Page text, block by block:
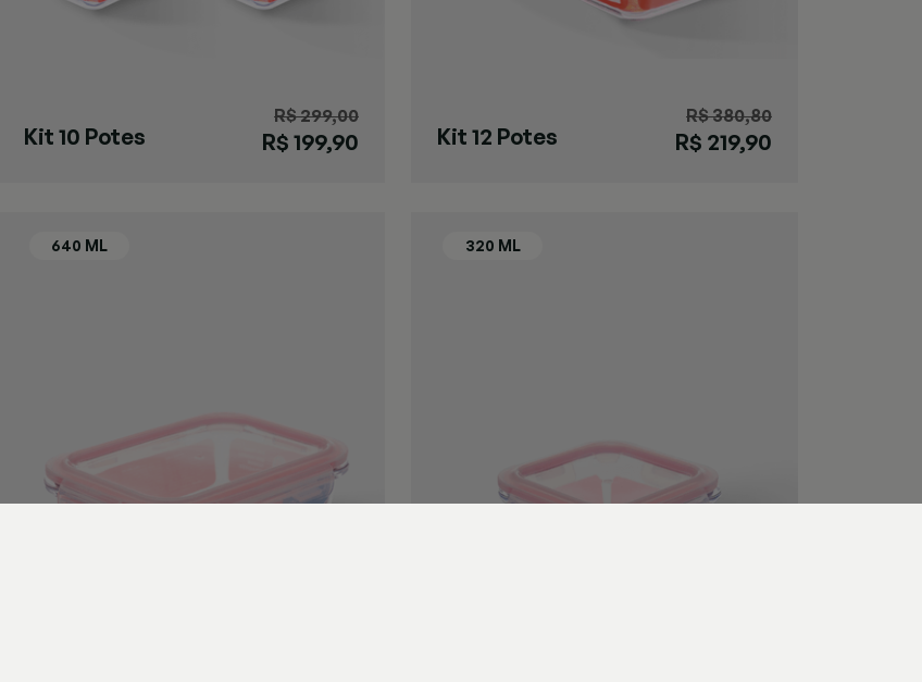
Kit 10 Potes
R$ 299,00
R$ 199,90
Kit 12 Potes
R$ 380,80
R$ 219,90